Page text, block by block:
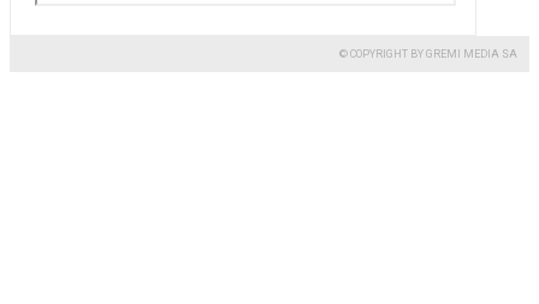
© COPYRIGHT BY GREMI MEDIA SA